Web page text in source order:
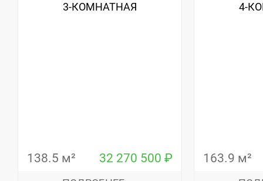
3-КОМНАТНАЯ
138.5 м² 32 270 500 ₽
4-
163.9 м²